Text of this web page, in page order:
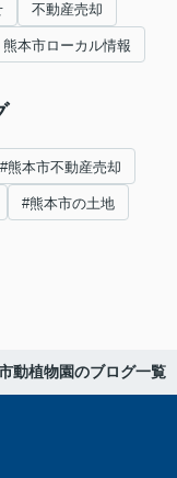
不動産売却
熊本市ローカル情報
#熊本市不動産売却
#熊本市の土地
動植物園のブログ一覧